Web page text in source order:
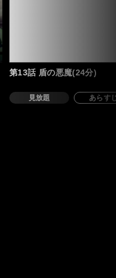
第13話 盾の悪魔(24分)
見放題 あらす